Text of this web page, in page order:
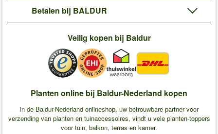
Betalen bij BALDUR
Veilig kopen bij Baldur
Planten online bij Baldur-Nederland kopen
In de Baldur-Nederland onlineshop, uw betrouwbare partner voor
verzending van planten en tuinaccessoires, vindt u vele planten-toppers
voor tuin, balkon, terras en kamer.